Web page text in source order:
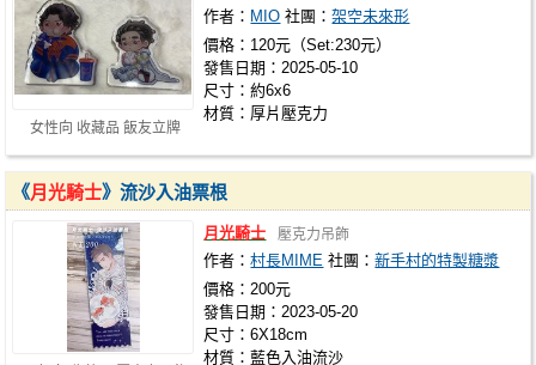
女性向 收藏品 飯友立牌
作者： MIO 社團：架空未來形
價格：120元（Set:230元）
發售日期：2025-05-10
尺寸：約6x6
材質：厚片壓克力
《月光騎士》流沙入油票根
月光騎士 壓克力吊飾
作者：村長MIME 社團：新手村的特製糖漿
價格：200元
發售日期：2023-05-20
尺寸：6X18cm
材質：藍色入油流沙